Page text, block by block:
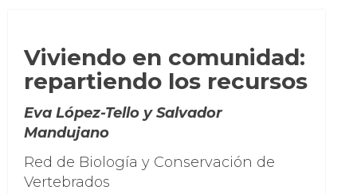
Viviendo en comunidad:
repartiendo los recursos
Eva López-Tello y Salvador
Mandujano
Red de Biología y Conservación de
Vertebrados